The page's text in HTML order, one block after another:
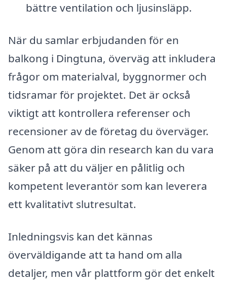
bättre ventilation och ljusinsläpp.
När du samlar erbjudanden för en
balkong i Dingtuna, överväg att inkludera
frågor om materialval, byggnormer och
tidsramar för projektet. Det är också
viktigt att kontrollera referenser och
recensioner av de företag du överväger.
Genom att göra din research kan du vara
säker på att du väljer en pålitlig och
kompetent leverantör som kan leverera
ett kvalitativt slutresultat.
Inledningsvis kan det kännas
överväldigande att ta hand om alla
detaljer, men vår plattform gör det enkelt